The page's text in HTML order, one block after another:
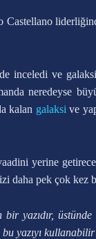
inceledi ve
neredeyse
kalan galaksi ve
yerine
daha pek çok kez
bir yazıdır,
yazıyı